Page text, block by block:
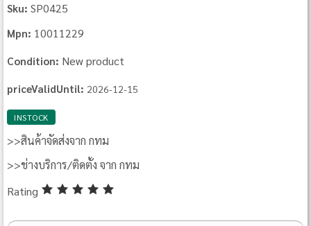
Sku: SP0425
Mpn: 10011229
Condition: New product
priceValidUntil: 2026-12-15
INSTOCK
>>สินค้าจัดส่งจาก กทม
>>ช่างบริการ/ติดตั้ง จาก กทม
Rating